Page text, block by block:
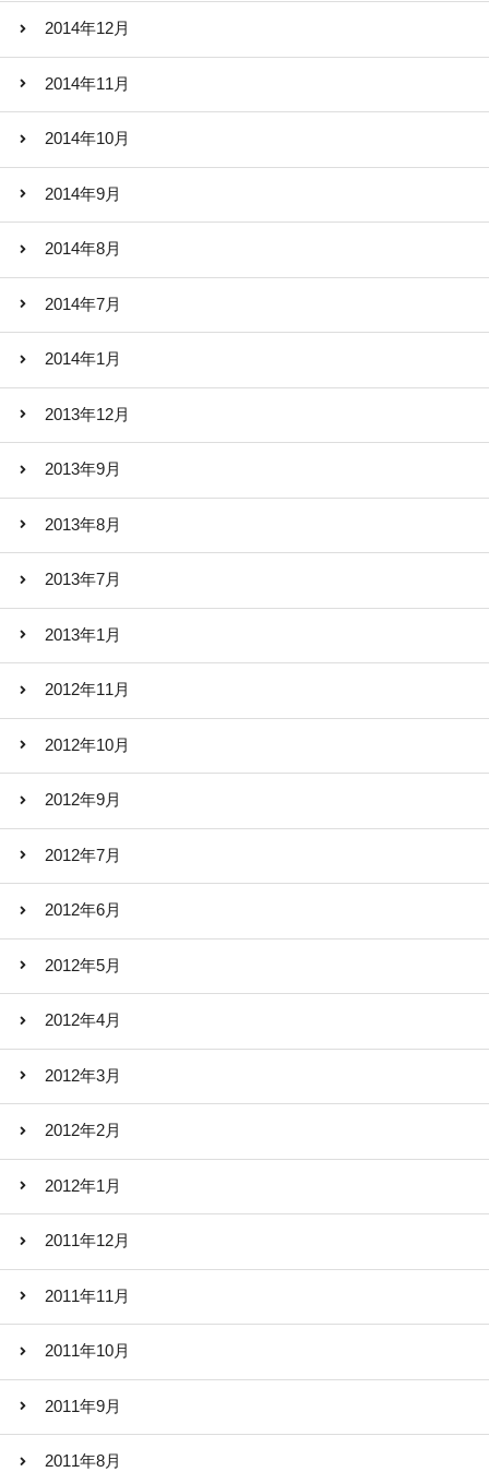
2014年12月
2014年11月
2014年10月
2014年9月
2014年8月
2014年7月
2014年1月
2013年12月
2013年9月
2013年8月
2013年7月
2013年1月
2012年11月
2012年10月
2012年9月
2012年7月
2012年6月
2012年5月
2012年4月
2012年3月
2012年2月
2012年1月
2011年12月
2011年11月
2011年10月
2011年9月
2011年8月